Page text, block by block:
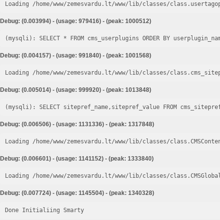
Loading /home/www/zemesvardu.lt/www/lib/classes/
Debug: (0.003994) - (usage: 979416) - (peak: 1000512)
Debug: (0.004157) - (usage: 991840) - (peak: 1001568)
Loading /home/www/zemesvardu.lt/www/lib/classes/
Debug: (0.005014) - (usage: 999920) - (peak: 1013848)
Debug: (0.006506) - (usage: 1131336) - (peak: 1317848)
Loading /home/www/zemesvardu.lt/www/lib/classes/
Debug: (0.006601) - (usage: 1141152) - (peak: 1333840)
Loading /home/www/zemesvardu.lt/www/lib/classes/
Debug: (0.007724) - (usage: 1145504) - (peak: 1340328)
Done Initialiing Smarty